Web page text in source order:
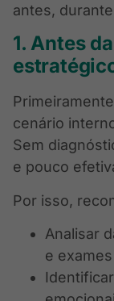
antes,
1. Antes
cenário
Sem
e pouco
Por isso,
Analisar
e